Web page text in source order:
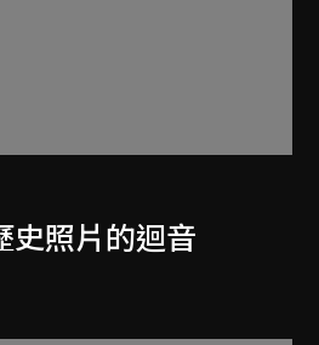
史照片的迴音